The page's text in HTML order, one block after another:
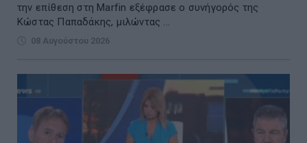
την επίθεση στη Marfin εξέφρασε ο συνήγορός της
Κώστας Παπαδάκης, μιλώντας ...
08 Αυγούστου 2026